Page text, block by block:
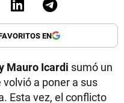
EN
Mauro Icardi sumó un
a poner a sus
Esta vez, el conflicto